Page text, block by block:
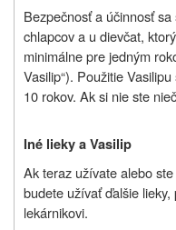
Bezpečnosť a účinnosť
chlapcov a u dievčat,
minimálne pre jedným
Vasilip“). Použitie
10 rokov. Ak si nie ste
Iné lieky a Vasilip
Ak teraz užívate alebo
budete užívať ďalšie
lekárnikovi.